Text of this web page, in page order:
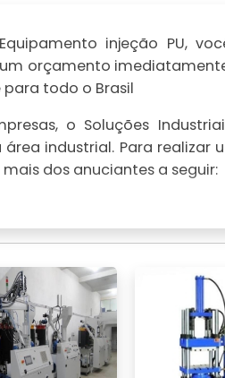
injeção PU,
um orçamento
todo o Brasil
o Soluções
industrial. Para realizar
dos anuciantes a seguir: